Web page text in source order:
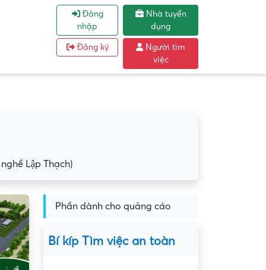
Đăng
nhập
Đăng ký
Nhà tuyển
dụng
Người tìm
việc
Lập Thạch)
Phần dành cho quảng cáo
Bí kíp Tìm việc an toàn